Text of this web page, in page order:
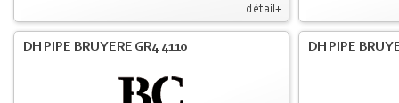
détail+
DH PIPE BRUYERE GR4 4110 DH PIPE